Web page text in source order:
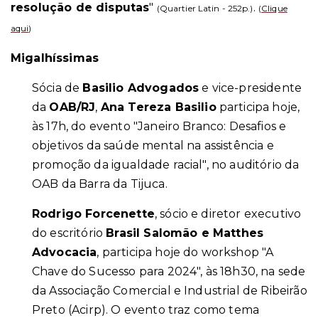
resolução de disputas" (Quartier Latin - 252p.) . (Clique
aqui)
Migalhíssimas
Sócia de Basilio Advogados e vice-presidente
da OAB/RJ, Ana Tereza Basilioparticipa hoje,
às 17h, do evento "Janeiro Branco: Desafios e
objetivos da saúde mental na assistência e
promoção da igualdade racial", no auditório da
OAB da Barra da Tijuca.
Rodrigo Forcenette, sócio e diretor executivo
do escritório Brasil Salomão e Matthes
Advocacia, participa hoje do workshop "A
Chave do Sucesso para 2024", às 18h30, na sede
da Associação Comercial e Industrial de Ribeirão
Preto (Acirp). O evento traz como tema